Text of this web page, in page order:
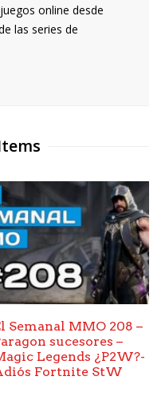
online desde
las series de
Semanal MMO 208 –
sucesores –
Legends ¿P2W?-
Fortnite StW